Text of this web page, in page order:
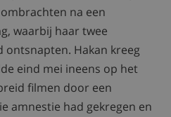
na een
waarbij haar twee
Hakan kreeg
eind mei ineens op het
filmen door een
amnestie had gekregen en